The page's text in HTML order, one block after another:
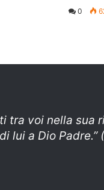
0
tra voi nella sua
lui a Dio Padre.”